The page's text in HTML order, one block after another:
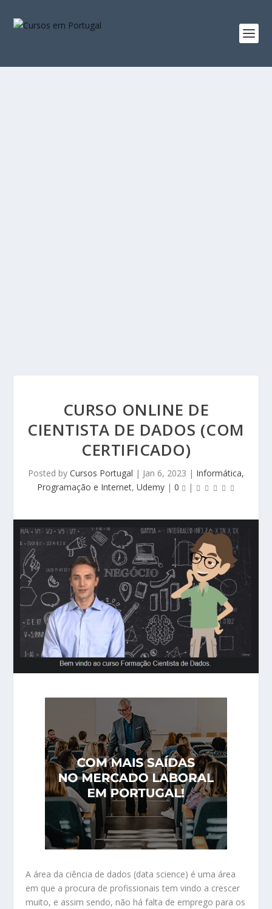
CURSO ONLINE DE
CIENTISTA DE DADOS (COM
CERTIFICADO)
Posted by Cursos Portugal | Jan 6, 2023 | Informática,
Programação e Internet, Udemy| 0 |
A área da ciência de dados (data science) é uma área
em que a procura de profissionais tem vindo a crescer
muito, e assim sendo, não há falta de emprego para os